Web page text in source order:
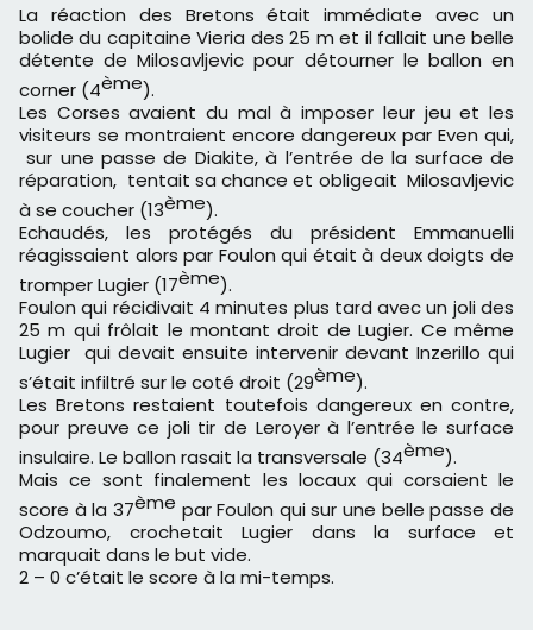
La réaction des Bretons était immédiate avec un
bolide du capitaine Vieria des 25 m et il fallait une belle
détente de Milosavljevic pour détourner le ballon en
corner (4ème).
Les Corses avaient du mal à imposer leur jeu et les
visiteurs se montraient encore dangereux par Even qui,
sur une passe de Diakite, à l’entrée de la surface de
réparation, tentait sa chance et obligeait Milosavljevic
à se coucher (13ème).
Echaudés, les protégés du président Emmanuelli
réagissaient alors par Foulon qui était à deux doigts de
tromper Lugier (17ème).
Foulon qui récidivait 4 minutes plus tard avec un joli des
25 m qui frôlait le montant droit de Lugier. Ce même
Lugier qui devait ensuite intervenir devant Inzerillo qui
s’était infiltré sur le coté droit (29ème).
Les Bretons restaient toutefois dangereux en contre,
pour preuve ce joli tir de Leroyer à l’entrée le surface
insulaire. Le ballon rasait la transversale (34ème).
Mais ce sont finalement les locaux qui corsaient le
score à la 37ème par Foulon qui sur une belle passe de
Odzoumo, crochetait Lugier dans la surface et
marquait dans le but vide.
2 – 0 c’était le score à la mi-temps.